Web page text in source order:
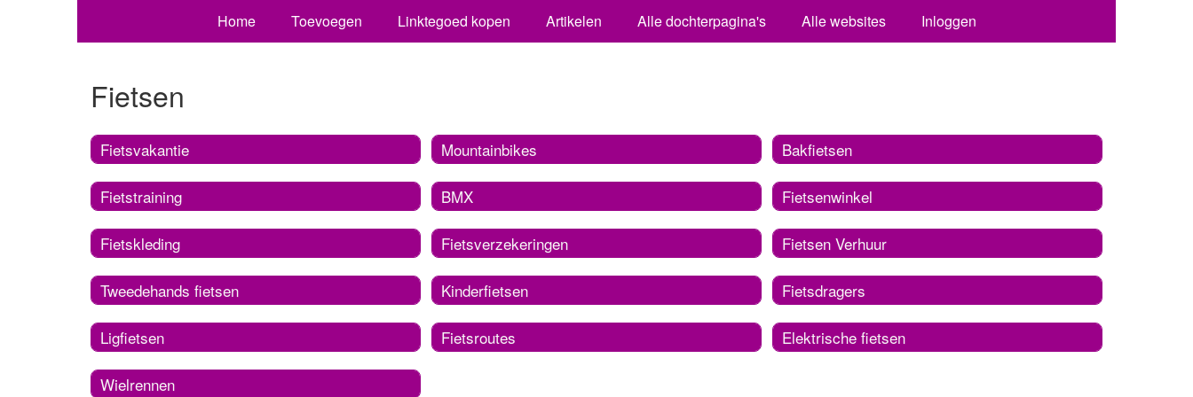
Home Toevoegen Linktegoed kopen Artikelen Alle dochterpagina's Alle websites Inloggen
Fietsen
Fietsvakantie
Fietstraining
Fietskleding
Tweedehands fietsen
Ligfietsen
Wielrennen
Mountainbikes
BMX
Fietsverzekeringen
Kinderfietsen
Fietsroutes
Bakfietsen
Fietsenwinkel
Fietsen Verhuur
Fietsdragers
Elektrische fietsen